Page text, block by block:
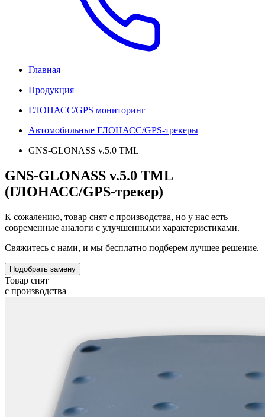
Главная
Продукция
ГЛОНАСС/GPS мониторинг
Автомобильные ГЛОНАСС/GPS-трекеры
GNS-GLONASS v.5.0 TML
GNS-GLONASS v.5.0 TML
(ГЛОНАСС/GPS-трекер)
К сожалению, товар снят с производства, но у нас есть
современные аналоги с улучшенными характеристиками.
Свяжитесь с нами, и мы бесплатно подберем лучшее решение.
Подобрать замену
Товар снят
с производства